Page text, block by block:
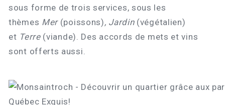
sous forme de trois services, sous les
thèmes Mer (poissons), Jardin (végétalien)
et Terre (viande). Des accords de mets et vins
sont offerts aussi.